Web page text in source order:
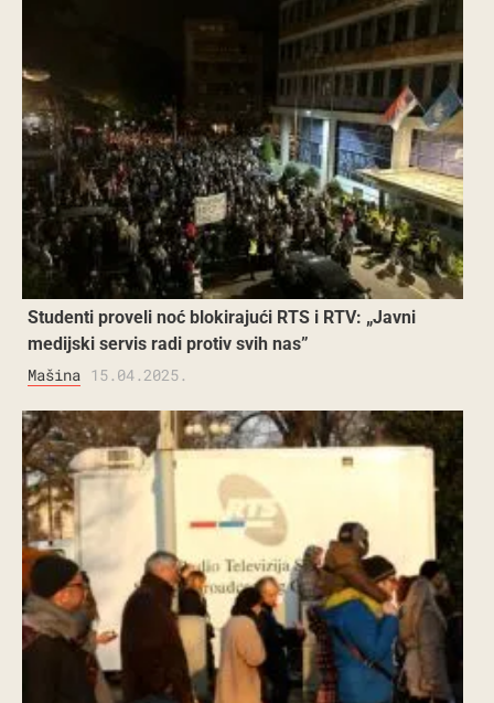
Studenti proveli noć blokirajući RTS i RTV: „Javni
medijski servis radi protiv svih nas”
Mašina 15.04.2025.